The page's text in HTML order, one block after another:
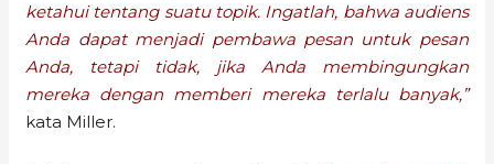
ketahui tentang suatu topik. Ingatlah, bahwa audiens
Anda dapat menjadi pembawa pesan untuk pesan
Anda, tetapi tidak, jika Anda membingungkan
mereka dengan memberi mereka terlalu banyak,”
kata Miller.